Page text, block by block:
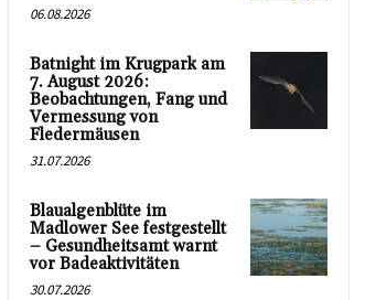
06.08.2026
Batnight im Krugpark am
7. August 2026:
Beobachtungen, Fang und
Vermessung von
Fledermäusen
31.07.2026
Blaualgenblüte im
Madlower See festgestellt
– Gesundheitsamt warnt
vor Badeaktivitäten
30.07.2026